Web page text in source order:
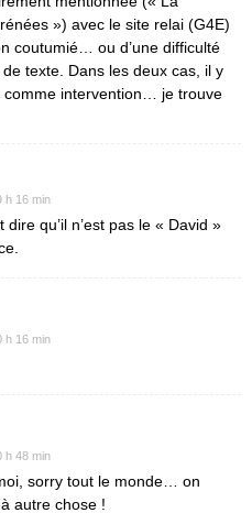
») avec le site relai (G4E)
coutumié… ou d’une difficulté
texte. Dans les deux cas, il y
comme intervention… je trouve
h 16 min
dire qu’il n’est pas le « David »
h 16 min
h 48 min
sorry tout le monde… on
autre chose !